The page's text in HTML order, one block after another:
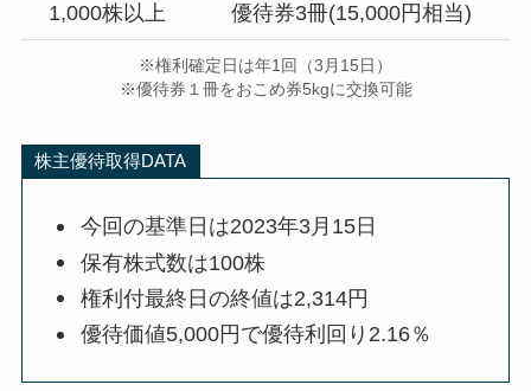
1,000株以上 優待券3冊(15,000円相当)
※権利確定日は年1回（3月15日）
※優待券１冊をおこめ券5kgに交換可能
株主優待取得DATA
今回の基準日は2023年3月15日
保有株式数は100株
権利付最終日の終値は2,314円
優待価値5,000円で優待利回り2.16％